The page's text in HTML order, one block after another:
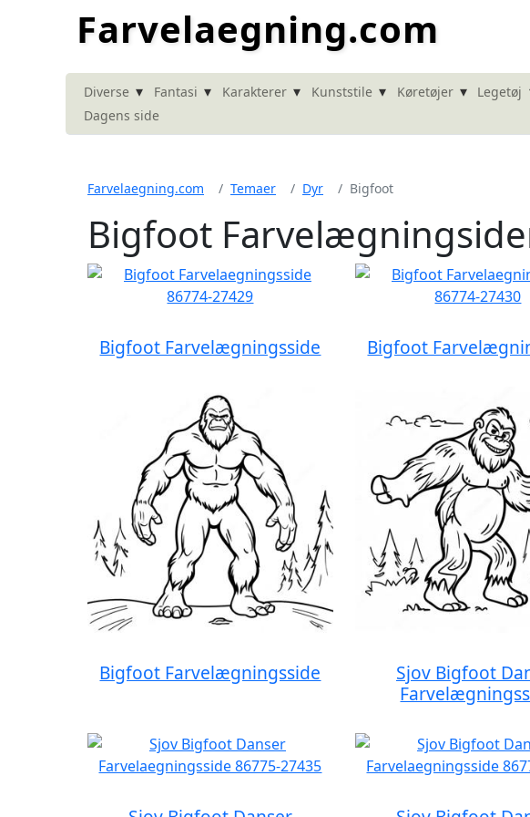
Farvelaegning.com
Diverse ▾ Fantasi ▾ Karakterer ▾ Kunststile ▾ Køretøjer ▾ Legetøj
Dagens side
Farvelaegning.com Temaer Dyr Bigfoot
Bigfoot
Bigfoot Farvelægningsside Bigfoot
Bigfoot Farvelægningsside
Sjov Bigfoot